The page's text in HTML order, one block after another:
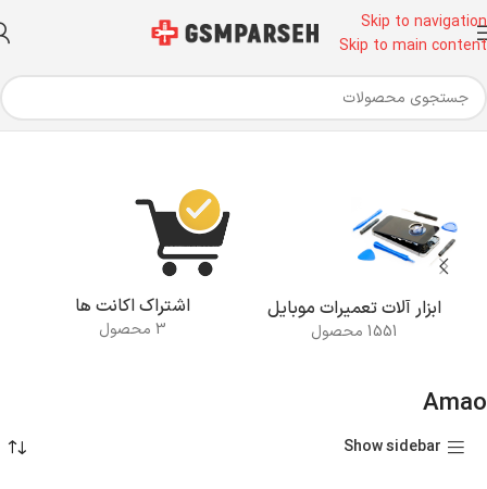
Skip to navigation
Skip to main content
خانه محصولات برچسب خورده “Amao”
ابزار آلات تعمیرات موبایل
1551 محصول
اشتراک اکانت ها
3 محصول
Amao
Show sidebar